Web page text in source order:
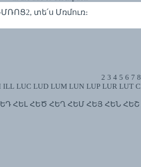
տե՛ս Մռմուռ։
2 3 4 5 6 7 8
ILL LUC LUD LUM LUN LUP LUR LUT
ՀԵԼ ՀԵԾ ՀԵՂ ՀԵՄ ՀԵՅ ՀԵՆ ՀԵՇ